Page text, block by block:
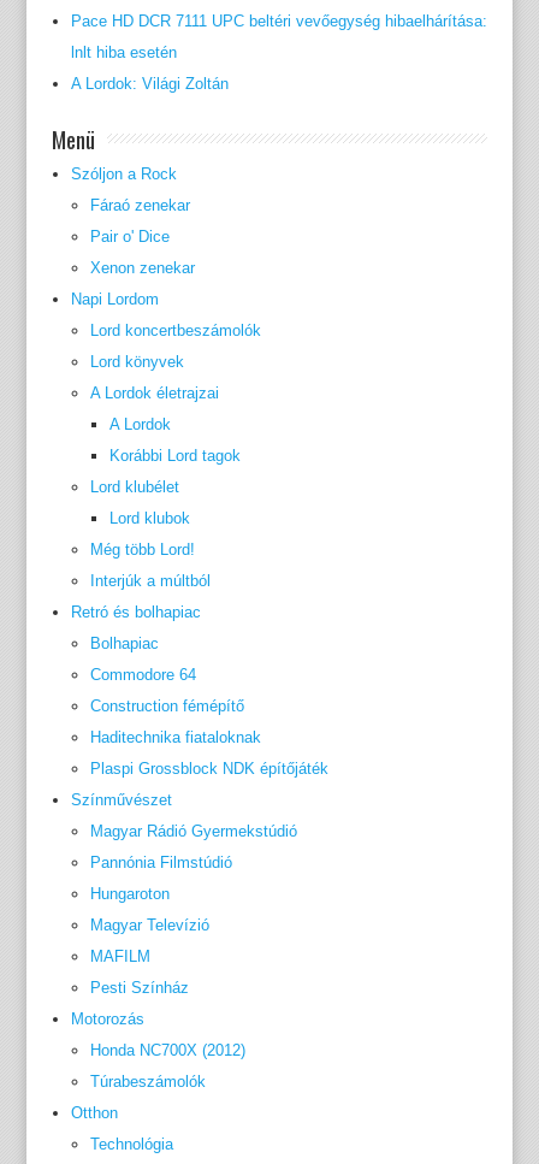
Pace HD DCR 7111 UPC beltéri vevőegység hibaelhárítása:
lnlt hiba esetén
A Lordok: Világi Zoltán
Menü
Szóljon a Rock
Fáraó zenekar
Pair o' Dice
Xenon zenekar
Napi Lordom
Lord koncertbeszámolók
Lord könyvek
A Lordok életrajzai
A Lordok
Korábbi Lord tagok
Lord klubélet
Lord klubok
Még több Lord!
Interjúk a múltból
Retró és bolhapiac
Bolhapiac
Commodore 64
Construction fémépítő
Haditechnika fiataloknak
Plaspi Grossblock NDK építőjáték
Színművészet
Magyar Rádió Gyermekstúdió
Pannónia Filmstúdió
Hungaroton
Magyar Televízió
MAFILM
Pesti Színház
Motorozás
Honda NC700X (2012)
Túrabeszámolók
Otthon
Technológia